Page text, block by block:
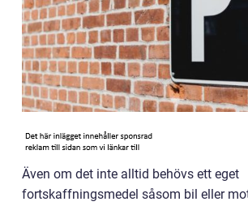
Även om det inte alltid behövs ett eget
fortskaffningsmedel såsom bil eller